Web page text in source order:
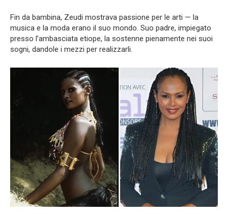
Fin da bambina, Zeudi mostrava passione per le arti — la
musica e la moda erano il suo mondo. Suo padre, impiegato
presso l’ambasciata etiope, la sostenne pienamente nei suoi
sogni, dandole i mezzi per realizzarli.